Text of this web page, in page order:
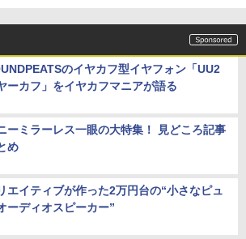
のイヤカフ型イヤフォン「UU2
ーカフ」をイヤカフマニアが語る
ーミラーレス一眼の大特集！ 見どころ記事
め
エイティブが作った2万円台の“小さなピュ
ーディオスピーカー”